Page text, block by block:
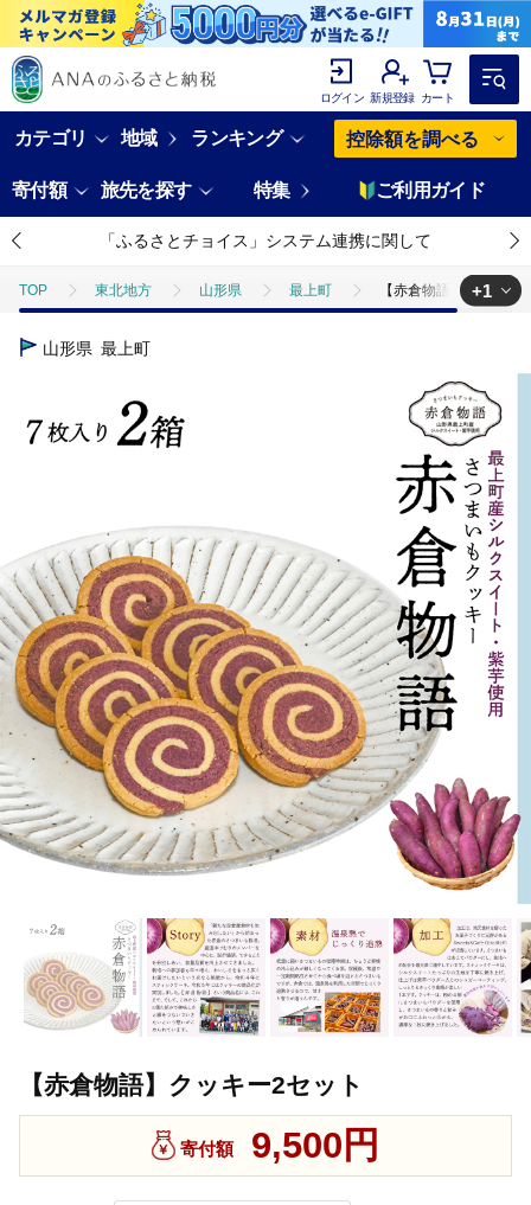
ログイン 新規登録 カート
カテゴリ 地域 ランキング 控除額を調べる
寄付額 旅先を探す 特集 ご利用ガイド
「ふるさとチョイス」システム連携に関して
TOP 東北地方 山形県 最上町 【赤倉物語】クッキー
TOP
+1
山形県 最上町
【赤倉物語】クッキー2セット
寄付額 9,500円